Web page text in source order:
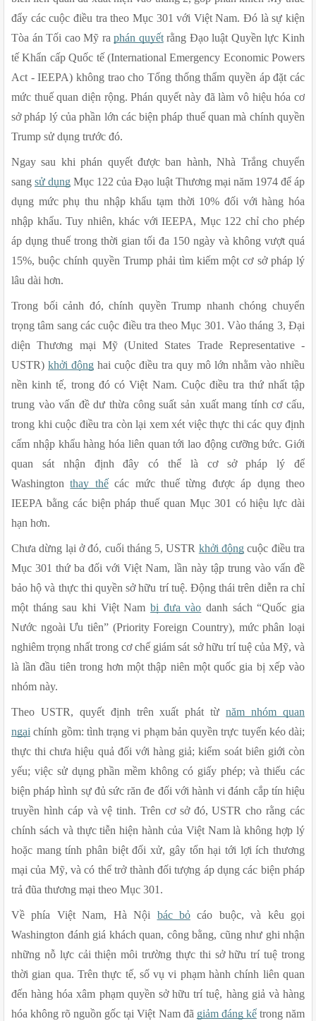
đẩy các cuộc điều tra theo Mục 301 với Việt Nam. Đó là sự kiện
Tòa án Tối cao Mỹ ra phán quyết rằng Đạo luật Quyền lực Kinh
tế Khẩn cấp Quốc tế (International Emergency Economic Powers
Act - IEEPA) không trao cho Tổng thống thẩm quyền áp đặt các
mức thuế quan diện rộng. Phán quyết này đã làm vô hiệu hóa cơ
sở pháp lý của phần lớn các biện pháp thuế quan mà chính quyền
Trump sử dụng trước đó.
Ngay sau khi phán quyết được ban hành, Nhà Trắng chuyển
sang sử dụng Mục 122 của Đạo luật Thương mại năm 1974 để áp
dụng mức phụ thu nhập khẩu tạm thời 10% đối với hàng hóa
nhập khẩu. Tuy nhiên, khác với IEEPA, Mục 122 chỉ cho phép
áp dụng thuế trong thời gian tối đa 150 ngày và không vượt quá
15%, buộc chính quyền Trump phải tìm kiếm một cơ sở pháp lý
lâu dài hơn.
Trong bối cảnh đó, chính quyền Trump nhanh chóng chuyển
trọng tâm sang các cuộc điều tra theo Mục 301. Vào tháng 3, Đại
diện Thương mại Mỹ (United States Trade Representative -
USTR) khởi động hai cuộc điều tra quy mô lớn nhằm vào nhiều
nền kinh tế, trong đó có Việt Nam. Cuộc điều tra thứ nhất tập
trung vào vấn đề dư thừa công suất sản xuất mang tính cơ cấu,
trong khi cuộc điều tra còn lại xem xét việc thực thi các quy định
cấm nhập khẩu hàng hóa liên quan tới lao động cưỡng bức. Giới
quan sát nhận định đây có thể là cơ sở pháp lý để
Washington thay thế các mức thuế từng được áp dụng theo
IEEPA bằng các biện pháp thuế quan Mục 301 có hiệu lực dài
hạn hơn.
Chưa dừng lại ở đó, cuối tháng 5, USTR khởi động cuộc điều tra
Mục 301 thứ ba đối với Việt Nam, lần này tập trung vào vấn đề
bảo hộ và thực thi quyền sở hữu trí tuệ. Động thái trên diễn ra chỉ
một tháng sau khi Việt Nam bị đưa vào danh sách “Quốc gia
Nước ngoài Ưu tiên” (Priority Foreign Country), mức phân loại
nghiêm trọng nhất trong cơ chế giám sát sở hữu trí tuệ của Mỹ, và
là lần đầu tiên trong hơn một thập niên một quốc gia bị xếp vào
nhóm này.
Theo USTR, quyết định trên xuất phát từ năm nhóm quan
ngại chính gồm: tình trạng vi phạm bản quyền trực tuyến kéo dài;
thực thi chưa hiệu quả đối với hàng giả; kiểm soát biên giới còn
yếu; việc sử dụng phần mềm không có giấy phép; và thiếu các
biện pháp hình sự đủ sức răn đe đối với hành vi đánh cắp tín hiệu
truyền hình cáp và vệ tinh. Trên cơ sở đó, USTR cho rằng các
chính sách và thực tiễn hiện hành của Việt Nam là không hợp lý
hoặc mang tính phân biệt đối xử, gây tổn hại tới lợi ích thương
mại của Mỹ, và có thể trở thành đối tượng áp dụng các biện pháp
trả đũa thương mại theo Mục 301.
Về phía Việt Nam, Hà Nội bác bỏ cáo buộc, và kêu gọi
Washington đánh giá khách quan, công bằng, cũng như ghi nhận
những nỗ lực cải thiện môi trường thực thi sở hữu trí tuệ trong
thời gian qua. Trên thực tế, số vụ vi phạm hành chính liên quan
đến hàng hóa xâm phạm quyền sở hữu trí tuệ, hàng giả và hàng
hóa không rõ nguồn gốc tại Việt Nam đã giảm đáng kể trong năm